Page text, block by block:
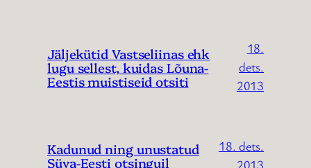
Jäljekütid Vastseliinas ehk
lugu sellest, kuidas Lõuna-
Eestis muistiseid otsiti
18.
dets.
2013
Kadunud ning unustatud
Süva-Eesti otsinguil
18. dets.
2013